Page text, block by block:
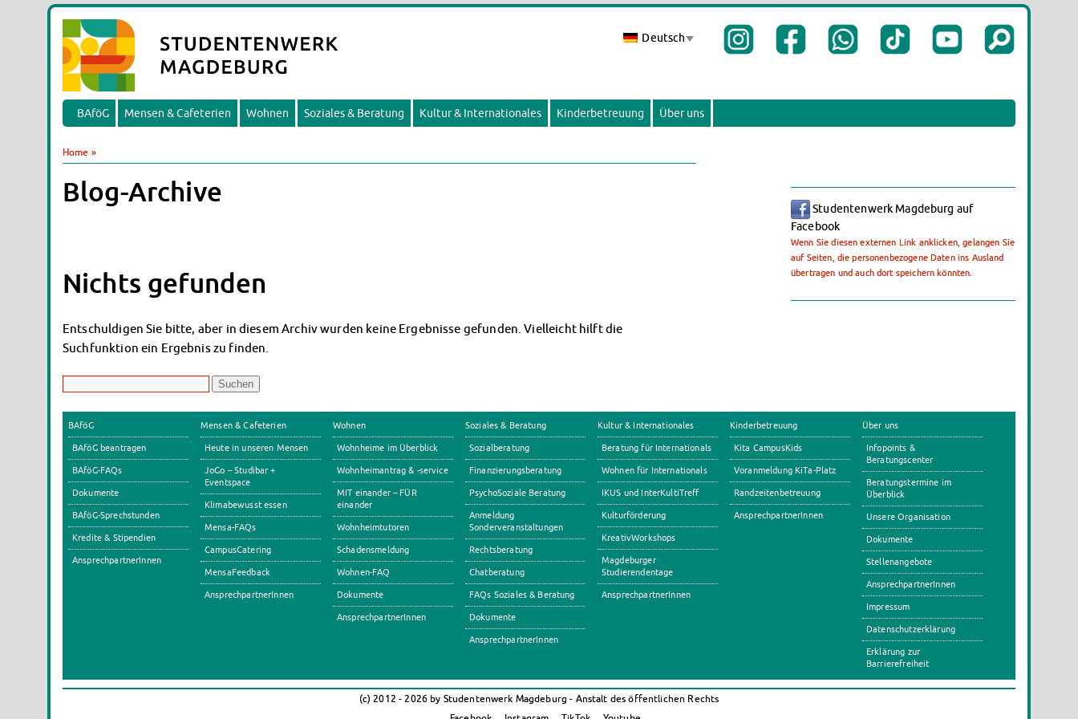
Deutsch
BAföG Mensen & Cafeterien Wohnen Soziales & Beratung Kultur & Internationales Kinderbetreuung Über uns
Studentenwerk Magdeburg auf
Facebook
Wenn Sie diesen externen Link anklicken, gelangen Sie
auf Seiten, die personenbezogene Daten ins Ausland
übertragen und auch dort speichern könnten.
Home »
Blog-Archive
Nichts gefunden
Entschuldigen Sie bitte, aber in diesem Archiv wurden keine Ergebnisse gefunden. Vielleicht hilft die
Suchfunktion ein Ergebnis zu finden.
BAföG
BAföG beantragen
BAföG-FAQs
Dokumente
BAföG-Sprechstunden
Kredite & Stipendien
AnsprechpartnerInnen
Mensen & Cafeterien
Heute in unseren Mensen
JoGo – Studibar +
Eventspace
Klimabewusst essen
Mensa-FAQs
CampusCatering
MensaFeedback
AnsprechpartnerInnen
Wohnen
Wohnheime im Überblick
Wohnheimantrag & -service
MIT einander – FÜR
einander
Wohnheimtutoren
Schadensmeldung
Wohnen-FAQ
Dokumente
AnsprechpartnerInnen
Soziales & Beratung
Sozialberatung
Finanzierungsberatung
PsychoSoziale Beratung
Anmeldung
Sonderveranstaltungen
Rechtsberatung
Chatberatung
FAQs Soziales & Beratung
Dokumente
AnsprechpartnerInnen
Kultur & Internationales
Beratung für Internationals
Wohnen für Internationals
IKUS und InterKultiTreff
Kulturförderung
KreativWorkshops
Magdeburger
Studierendentage
AnsprechpartnerInnen
Kinderbetreuung
Kita CampusKids
Voranmeldung KiTa-Platz
Randzeitenbetreuung
AnsprechpartnerInnen
Über uns
Infopoints &
Beratungscenter
Beratungstermine im
Überblick
Unsere Organisation
Dokumente
Stellenangebote
AnsprechpartnerInnen
Impressum
Datenschutzerklärung
Erklärung zur
Barrierefreiheit
(c) 2012 - 2026 by Studentenwerk Magdeburg - Anstalt des öffentlichen Rechts